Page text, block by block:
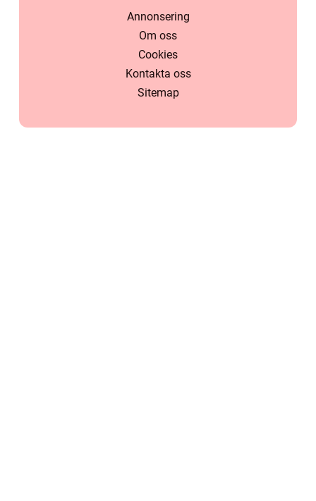
Annonsering
Om oss
Cookies
Kontakta oss
Sitemap